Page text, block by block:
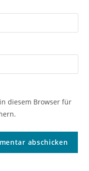
diesem Browser für